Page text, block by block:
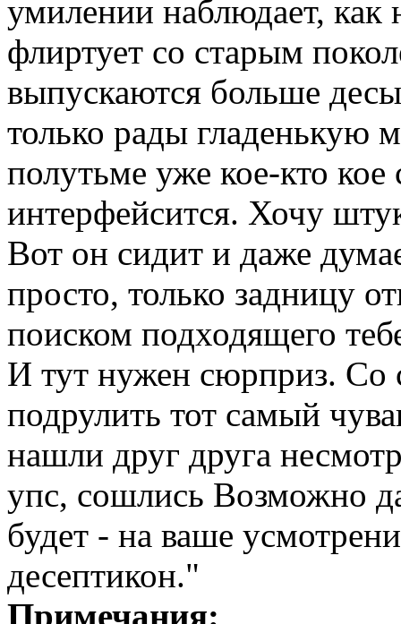
умилении наблюдает, как
флиртует со старым
выпускаются больше
только рады гладенькую
полутьме уже кое-кто
интерфейсится. Хочу
Вот он сидит и даже
просто, только задницу
поиском подходящего
И тут нужен сюрприз.
подрулить тот самый
нашли друг друга
упс, сошлись Возможно
будет - на ваше
десептикон."
Примечания: